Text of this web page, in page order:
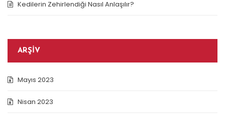
Kedilerin Zehirlendiği Nasıl Anlaşılır?
ARŞIV
Mayıs 2023
Nisan 2023